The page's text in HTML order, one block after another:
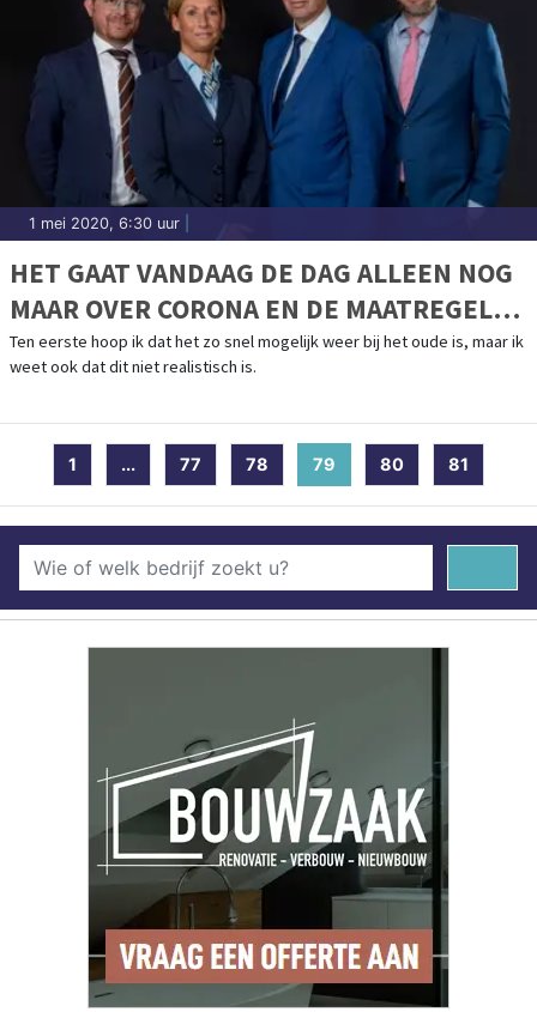
1 mei 2020, 6:30 uur
HET GAAT VANDAAG DE DAG ALLEEN NOG
MAAR OVER CORONA EN DE MAATREGELEN
DIE HIER AAN VASTZITTEN.
Ten eerste hoop ik dat het zo snel mogelijk weer bij het oude is, maar ik
weet ook dat dit niet realistisch is.
1 ... 77 78 79 (current)
80 81